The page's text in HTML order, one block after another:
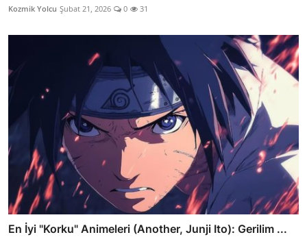
Kozmik Yolcu Şubat 21, 2026 0 31
En İyi "Korku" Animeleri (Another, Junji Ito): Gerilim ...